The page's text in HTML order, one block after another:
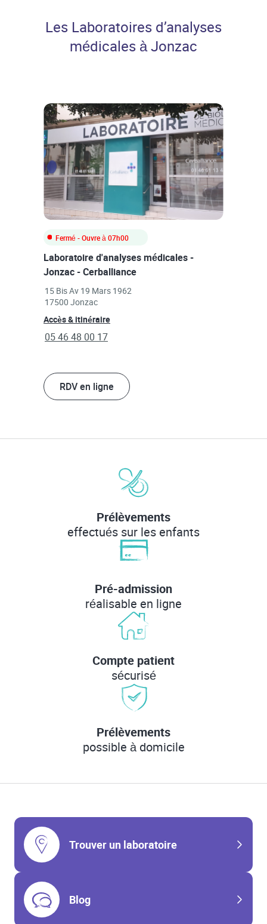
Les Laboratoires d’analyses
médicales à Jonzac
Fermé - Ouvre à07h00
Laboratoire d'analyses médicales -
Jonzac - Cerballiance
15 Bis Av 19 Mars 1962
17500 Jonzac
Link Opens in New Tab
Accès & itinéraireLink Opens in New Tab
phone
05 46 48 00 17
RDV en ligne
Prélèvements
effectués sur les enfants
Pré-admission
réalisable en ligne
Compte patient
sécurisé
Prélèvements
possible à domicile
Trouver un laboratoire
Blog